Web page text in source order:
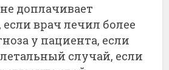
доплачивает
врач лечил более
у пациента, если
случай, если